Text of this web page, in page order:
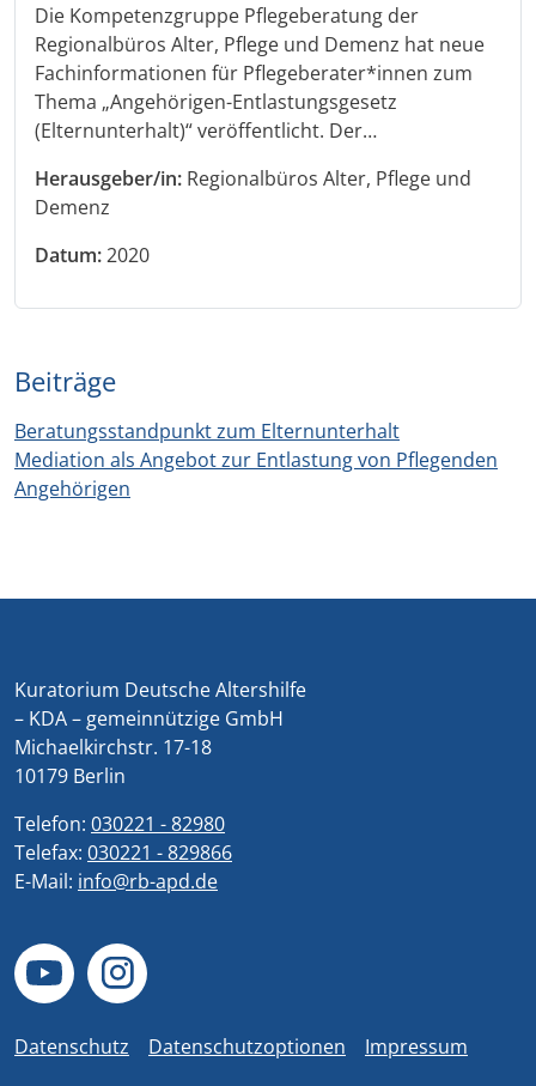
Die Kompetenzgruppe Pflegeberatung der
Regionalbüros Alter, Pflege und Demenz hat neue
Fachinformationen für Pflegeberater*innen zum
Thema „Angehörigen-Entlastungsgesetz
(Elternunterhalt)“ veröffentlicht. Der…
Herausgeber/in: Regionalbüros Alter, Pflege und
Demenz
Datum:2020
Beiträge
Beratungsstandpunkt zum Elternunterhalt
Mediation als Angebot zur Entlastung von Pflegenden
Angehörigen
Kuratorium Deutsche Altershilfe
– KDA – gemeinnützige GmbH
Michaelkirchstr. 17-18
10179 Berlin
Telefon: 030221 - 82980
Telefax: 030221 - 829866
E-Mail: info@rb-apd.de
Datenschutz Datenschutzoptionen Impressum